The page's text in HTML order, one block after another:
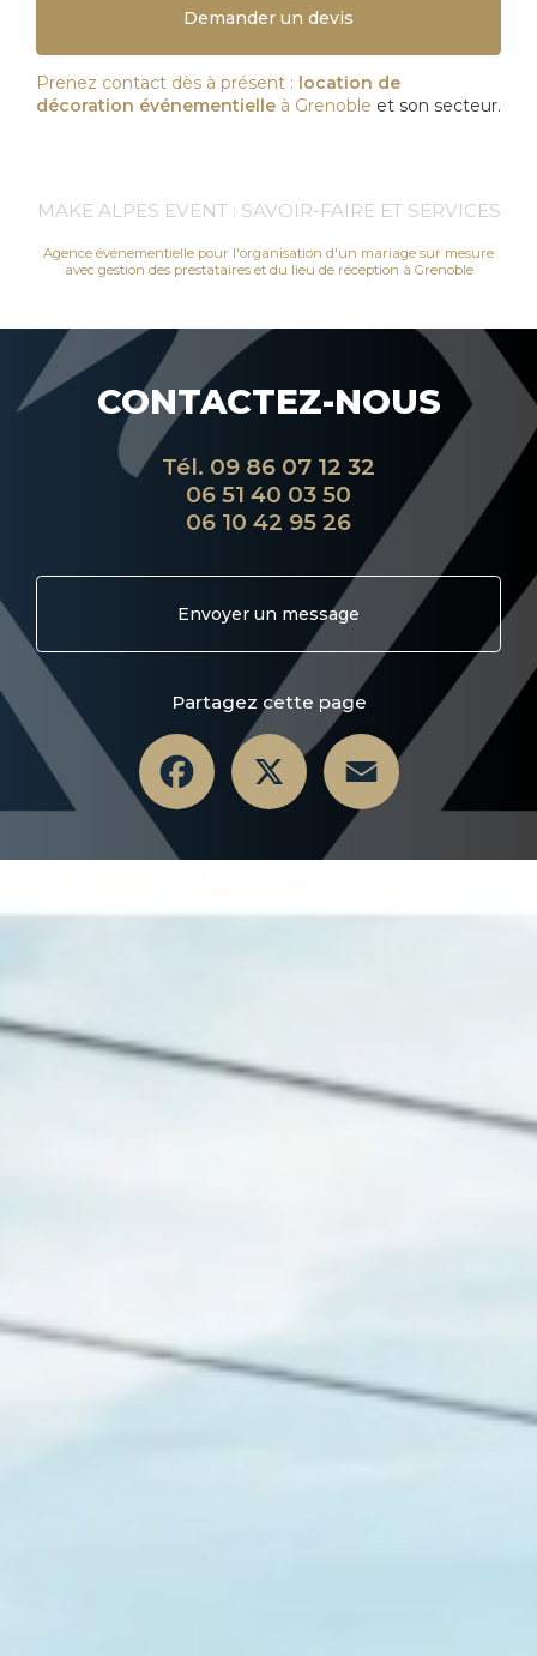
Demander un devis
Prenez contact dès à présent : location de
décoration événementielle à Grenoble et son secteur.
MAKE ALPES EVENT : SAVOIR-FAIRE ET SERVICES
Agence événementielle pour l'organisation d'un mariage sur mesure
avec gestion des prestataires et du lieu de réception à Grenoble
CONTACTEZ-NOUS
Tél. 09 86 07 12 32
06 51 40 03 50
06 10 42 95 26
Envoyer un message
Partagez cette page
Facebook X Email